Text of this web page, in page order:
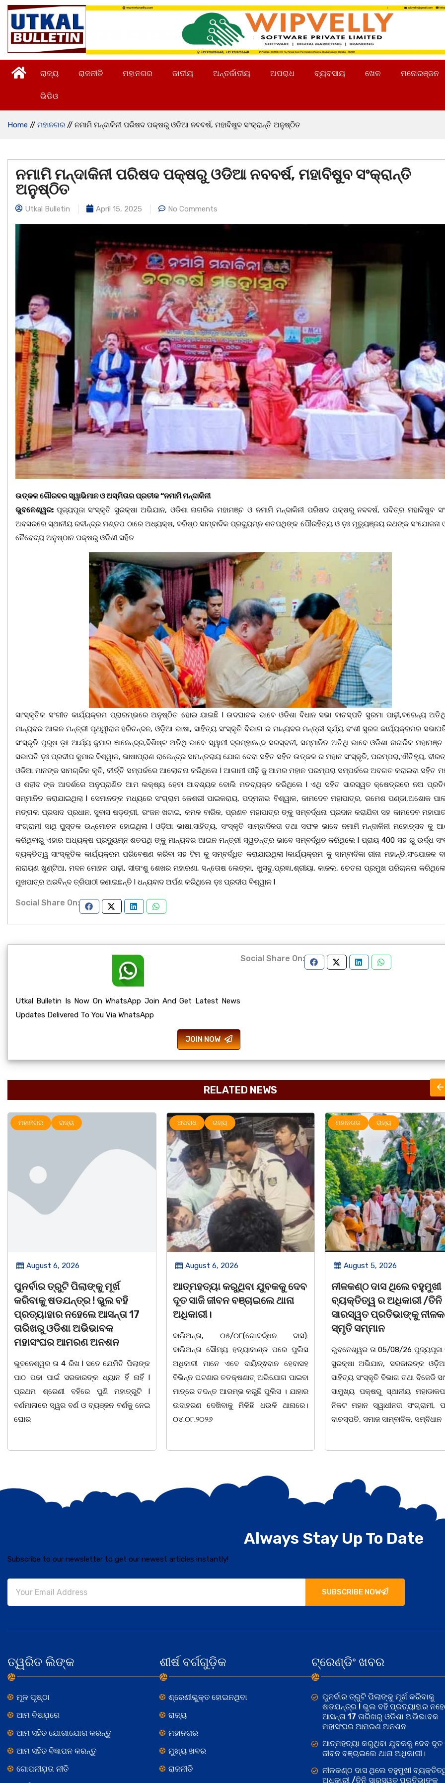
ରାଜ୍ୟ ରାଜନୀତି ମହାନଗର ଜାତୀୟ ଅନ୍ତର୍ଜାତୀୟ ଅପରାଧ ବ୍ୟବସାୟ ଖେଳ ମନୋରଞ୍ଜନ
ଭିଡିଓ
Home // ମହାନଗର // ନମାମି ମନ୍ଦାକିନୀ ପରିଷଦ ପକ୍ଷରୁ ଓଡିଆ ନବବର୍ଷ, ମହାବିଷୁବ ସଂକ୍ରାନ୍ତି ଅନୁଷ୍ଠିତ
ନମାମି ମନ୍ଦାକିନୀ ପରିଷଦ ପକ୍ଷରୁ ଓଡିଆ ନବବର୍ଷ, ମହାବିଷୁବ ସଂକ୍ରାନ୍ତି
ଅନୁଷ୍ଠିତ
Utkal Bulletin April 15, 2025 No Comments
ଉତ୍କଳ ଗୌରବର ସ୍ୱାଭିମାନ ଓ ଅସ୍ମିତାର ପ୍ରତୀକ “ନମାମି ମନ୍ଦାକିନୀ
ଭୁବନେଶ୍ୱର: ପୂଜ୍ୟପୂଜା ସଂସ୍କୃତି ସୁରକ୍ଷା ଅଭିଯାନ, ଓଡିଶା ନାଗରିକ ମହାମଞ୍ଚ ଓ ନମାମି ମନ୍ଦାକିନୀ ପରିଷଦ ପକ୍ଷରୁ ନବବର୍ଷ, ପବିତ୍ର ମହାବିଷୁବ
ଅବସରରେ ସ୍ଥାନୀୟ ରବୀନ୍ଦ୍ର ମଣ୍ଡପ ଠାରେ ଅଧ୍ୟକ୍ଷ, ବରିଷ୍ଠ ସାମ୍ବାଦିକ ପ୍ରଦ୍ୟୁମ୍ନ ଶତପଥିଙ୍କ ପୌରହିତ୍ୟ ଓ ଡ଼ଃ ମୃତ୍ୟୁଞ୍ଜୟ ରଥଙ୍କ ସଂଯୋଜନା
ନୈବେଦ୍ୟ ଅନୁଷ୍ଠାନ ପକ୍ଷରୁ ଓଡିଶୀ ସହିତ
ସାଂସ୍କୃତିକ ସଂଗୀତ କାର୍ଯ୍ୟକ୍ରମ ପ୍ରାରମ୍ଭରେ ଅନୁଷ୍ଠିତ ହୋଇ ଯାଇଛି l ଉଦଘାଟକ ଭାବେ ଓଡିଶା ବିଧାନ ସଭା ବାଚସ୍ପତି ସୁରମା ପାଢ଼ୀ,ବରେନ୍ୟ
ମାନ୍ୟବର ଆଇନ ମନ୍ତ୍ରୀ ପୃଥ୍ୱୀରାଜ ହରିଚନ୍ଦନ, ଓଡ଼ିଆ ଭାଷା, ସାହିତ୍ୟ ସଂସ୍କୃତି ବିଭାଗ ର ମାନ୍ୟବର ମନ୍ତ୍ରୀ ସୂର୍ଯ୍ୟ ବଂଶୀ ସୁରଜ କାର୍ଯ୍ୟକ୍ରମର
ସଂସ୍କୃତି ପୁରୁଷ ଡ଼ଃ ଆର୍ଯ୍ୟ କୁମାର ଜ୍ଞାନେନ୍ଦ୍ର,ବିଶିଷ୍ଟ ଅତିଥି ଭାବେ ସ୍ୱାମୀ ବ୍ରମ୍ହାନନ୍ଦ ସରସ୍ବତୀ, ସମ୍ମାନିତ ଅତିଥି ଭାବେ ଓଡିଶା ନାଗରିକ
ସଭାପତି ଡ଼ଃ ପ୍ରଦୀପ କୁମାର ବିଶ୍ୱାଳ, ଭାଷାପ୍ରାଣ ରାଜେନ୍ଦ୍ର ସାମନ୍ତରାୟ ଯୋଗ ଦେବା ସହିତ ସହିତ ଉତ୍କଳ ର ମହାନ ସଂସ୍କୃତି, ପରମ୍ପରା,ଐତିହ୍ୟ,
ଓଡିଆ ମାନଙ୍କ ସାମଗ୍ରିକ କୃତି, କୀର୍ତ୍ତି ସମ୍ପର୍କରେ ଆଲୋଚନା କରିଥିଲେ l ଆଗାମୀ ପୀଢ଼ି କୁ ଆମର ମହାନ ପରମ୍ପରା ସମ୍ପର୍କରେ ଅବଗତ କରାଇବା ସହିତ
ଓ ଶହୀଦ ଙ୍କ ଆଦର୍ଶରେ ଅନୁପ୍ରାଣିତ ଆମ ଲକ୍ଷ୍ୟ ହେବା ଆବଶ୍ୟକ ବୋଲି ମତବ୍ୟକ୍ତ କରିଥିଲେ l ଏଥି ସହିତ ସାରସ୍ୱତ କ୍ଷେତ୍ରରେ ନଅ
ସମ୍ମାନିତ କରାଯାଇଥିଲା l ସେମାନଙ୍କ ମଧ୍ୟରେ ସଂଗ୍ରାମ କେଶରୀ ପାଇକରାୟ, ପଦ୍ମନାଭ ବିଶ୍ୱାଳ, କାମଦେବ ମହାପାତ୍ର, ରମେଶ ପଣ୍ଡା,ଅଶୋକ
ମଙ୍ଗଳା ପ୍ରସାଦ ପ୍ରଧାନ, ସୁବାସ ଷଡ଼ଙ୍ଗୀ, ରଂଜନ ଖଟାଇ, କମଳ ବାରିକ, ପ୍ରଣବ ମହାପାତ୍ର ଙ୍କୁ ସମ୍ବର୍ଦ୍ଧନା ପ୍ରଦାନ କରାଯିବା ସହ କାମଦେବ
ସଂଗ୍ରାମୀ ସାଥି ପୁସ୍ତକ ଉନ୍ମୋଚନ ହୋଇଥିଲା l ଓଡ଼ିଆ ଭାଷା,ସାହିତ୍ୟ, ସଂସ୍କୃତି ସାମ୍ବାଦିକତା ତଥା ସଫଳ ଭାବେ ନମାମି ମନ୍ଦାକିନୀ ମହୋତ୍ସବ କୁ
କରିଥିବାରୁ ଏହାର ଅଧ୍ୟକ୍ଷ ପ୍ରଦ୍ୟୁମ୍ନ ଶତପଥି ଙ୍କୁ ମାନ୍ୟବର ଆଇନ ମନ୍ତ୍ରୀ ସ୍ୱତନ୍ତ୍ର ଭାବେ ସମ୍ବର୍ଦ୍ଧିତ କରିଥିଲେ l ପ୍ରାୟ 400 ସହ ରୁ ଉର୍ଦ୍ଧ
ବ୍ୟକ୍ତିତ୍ୱ ସାଂସ୍କୃତିକ କାର୍ଯ୍ୟକ୍ରମ ପରିବେଷଣ କରିବା ସହ ଟିମ କୁ ସମ୍ବର୍ଦ୍ଧିତ କରାଯାଇଥିଲା lକାର୍ଯ୍ୟକ୍ରମ କୁ ସାମ୍ବାଦିକା ରୀନା ମହାନ୍ତି,ସଂଯୋଜକ
ନାରାୟଣ ଖୁଣ୍ଟିଆ, ମଦନ ମୋହନ ପାଢ଼ୀ, ସୀତାଂଶୁ ଶେଖର ମହାରଣା, ସନ୍ତୋଷ ଲେଙ୍କା, ଖୁସବୁ,ପ୍ରଜ୍ଞା,ଶ୍ରୀୟା, କାଜଲ, ଚେତନା ପ୍ରମୁଖ ପରିଚାଳନା
ମୁଖପାତ୍ର ଅରବିନ୍ଦ ତ୍ରିପାଠୀ ଜଣାଇଛନ୍ତି l ଧନ୍ୟବାଦ ଅର୍ପଣ କରିଥିଲେ ଡ଼ଃ ପ୍ରଦୀପ ବିଶ୍ୱାଳ l
Social Share On:
Utkal Bulletin Is Now On WhatsApp Join And Get Latest News
Updates Delivered To You Via WhatsApp
JOIN NOW
Social Share On:
RELATED NEWS
ଅପରାଧ ରାଜ୍ୟ
August 6, 2026
ଆତ୍ମହତ୍ୟା କରୁଥିବା ଯୁବକକୁ ଦେବ
ଦୂତ ସାଜି ଜୀବନ ବଞ୍ଚାଇଲେ ଥାନା
ଅଧିକାରୀ।
ବାଲିଅନ୍ତା, ୦୫/୦୮(ଗୋବର୍ଦ୍ଧନ ଦାସ):
ଅଧିକାରୀ ମାନେ ଏବେ ଦାୟିତ୍ଵବାନ ହେବାସହ
ବିଭିନ୍ନ ଘଟଣାର ତତକ୍ଷଣାତ୍ ଅଭିଯୋଗ ପାଇବା
ମାତ୍ରେ ତଦନ୍ତ ଆରମ୍ଭ କରୁଛି ପୁଲିସ । ଯାହାର
ଉଦାହରଣ ଦେଖିବାକୁ ମିଳିଛି ଧଉଳି ଥାନାରେ।
୦୪.୦୮.୨୦୨୬
ମହାନଗର ରାଜ୍ୟ
August 5, 2026
ନୀଳକଣ୍ଠ ଦାସ ଥିଲେ ବହୁମୁଖୀ
ବ୍ୟକ୍ତିତ୍ୱ ର ଅଧିକାରୀ /ତିନି
ସାରସ୍ୱତ ପ୍ରତିଭାଙ୍କୁ ନୀଳକଣ୍ଠ
ଭୁବନେଶ୍ୱର ତା 05/08/26 ପୁଜ୍ୟପୂଜା ସଂସ୍କୃତି
ସୁରକ୍ଷା ଅଭିଯାନ, ସରକାରଙ୍କ ଓଡ଼ିଆ ଭାଷା,
ସାହିତ୍ୟ ସଂସ୍କୃତି ବିଭାଗ ତଥା ବିଜେଡି ସାଂସ୍କୃତିକ
ସାମୁଖ୍ୟ ପକ୍ଷରୁ ସ୍ଥାନୀୟ ମହାଡାକପାଳ ଛକ
ନିକଟ ମହାନ ସ୍ୱାଧୀନତା ସଂଗ୍ରାମୀ, ପ୍ରାକ୍ତନ
ବାଚସ୍ପତି, ସମାଜ ସାମ୍ବାଦିକ, ସମ୍ବିଧାନ
UNCATEGORIZED ମହାନଗର
August 5, 2026
ବକୁଳବନର ମହକ ସତ୍ୟବାଦୀ ର
ସନ୍ଥ
ପଣ୍ଡିତ ନୀଳକଣ୍ଠ ଦାଶ
ସୁଯୋଗ୍ଯ ସନ୍ତାନସତ୍ୟବାଦୀ
,ନବରବି ସମ ଉଜ୍ଜ୍ବଳମୟ
ନୀଳକଣ୍ଠ lଆଦର୍ଶ ଶିକ୍ଷକ,
ସୁଲେଖକସୁଉଜ୍ଜ୍ବଳ
ପ୍ରତି ଅକ୍ଷରରେମାଟି,ଜାତି କଥା
lସତ୍ୟବାଦୀ ର ବନବିଦ୍ୟାଳୟେ
ଚେତନା,ଅଜ୍ଞାନଅନ୍ଧାର ଦୂରୀଭୂତକଲବାଣ୍ଟି
Always Stay Up To Date
Subscribe to our newsletter to get our newest articles instantly!
SUBSCRIBE NOW
ତ୍ୱରିତ ଲିଙ୍କ
ମୂଳ ପୃଷ୍ଠା
ଆମ ବିଷଯ଼ରେ
ଆମ ସହିତ ଯୋଗାଯୋଗ କରନ୍ତୁ
ଆମ ସହିତ ବିଜ୍ଞାପନ କରନ୍ତୁ
ଗୋପନୀଯ଼ତା ନୀତି
ଶୀର୍ଷ ବର୍ଗଗୁଡ଼ିକ
ଶ୍ରେଣୀଭୁକ୍ତ ହୋଇନଥିବା
ରାଜ୍ୟ
ମହାନଗର
ମୁଖ୍ୟ ଖବର
ରାଜନୀତି
ଟ୍ରେଣ୍ଡିଂ ଖବର
ପୁନର୍ବାର ତ୍ରୁଟି ପିଲାଙ୍କୁ ମୂର୍ଖ କରିବାକୁ
ଷଡଯନ୍ତ୍ର ! ଭୁଲ ବହି ପ୍ରତ୍ୟାହାର
ଆସନ୍ତା 17 ତାରିଖରୁ ଓଡିଶା ଅଭିଭାବକ
ମହାସଂଘର ଆମରଣ ଅନଶନ
ଆତ୍ମହତ୍ୟା କରୁଥିବା ଯୁବକକୁ ଦେବ ଦୂତ
ଜୀବନ ବଞ୍ଚାଇଲେ ଥାନା ଅଧିକାରୀ।
ନୀଳକଣ୍ଠ ଦାସ ଥିଲେ ବହୁମୁଖୀ
ଅଧିକାରୀ /ତିନି ସାରସ୍ୱତ ପ୍ରତିଭାଙ୍କୁ